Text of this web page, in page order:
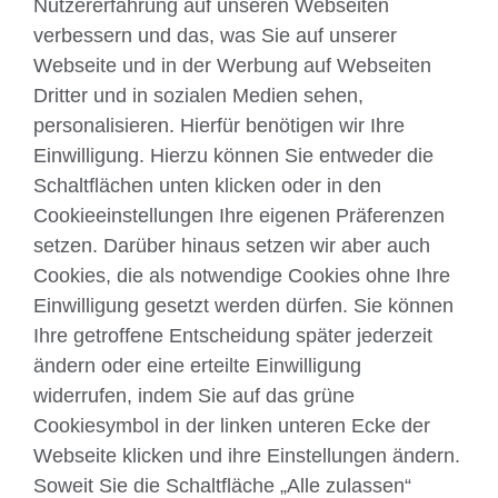
Über uns
Englisch unterrichten
Kontakt
Facebook Twitter
YouTube
TikTok
British Council global
Nutzererfahrung auf unseren Webseiten
verbessern und das, was Sie auf unserer
Webseite und in der Werbung auf Webseiten
Dritter und in sozialen Medien sehen,
personalisieren. Hierfür benötigen wir Ihre
Einwilligung. Hierzu können Sie entweder die
Schaltflächen unten klicken oder in den
Cookieeinstellungen Ihre eigenen Präferenzen
setzen. Darüber hinaus setzen wir aber auch
Cookies, die als notwendige Cookies ohne Ihre
Einwilligung gesetzt werden dürfen. Sie können
Ihre getroffene Entscheidung später jederzeit
ändern oder eine erteilte Einwilligung
widerrufen, indem Sie auf das grüne
Cookiesymbol in der linken unteren Ecke der
Webseite klicken und ihre Einstellungen ändern.
Soweit Sie die Schaltfläche „Alle zulassen“